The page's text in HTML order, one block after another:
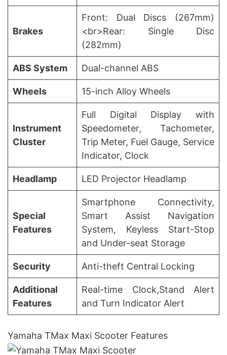
Brakes
Front: Dual Discs (267mm)
<br>Rear: Single Disc
(282mm)
ABS System Dual-channel ABS
Wheels 15-inch Alloy Wheels
Instrument
Cluster
Full Digital Display with
Speedometer, Tachometer,
Trip Meter, Fuel Gauge, Service
Indicator, Clock
Headlamp LED Projector Headlamp
Special
Features
Smartphone Connectivity,
Smart Assist Navigation
System, Keyless Start-Stop
and Under-seat Storage
Security Anti-theft Central Locking
Additional
Features
Real-time Clock,Stand Alert
and Turn Indicator Alert
Yamaha TMax Maxi Scooter Features